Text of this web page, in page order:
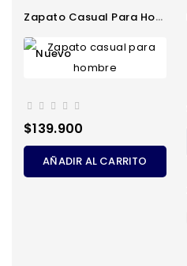
Zapato Casual Para Hombre
Nuevo
Precio
$139.900
AÑADIR AL CARRITO